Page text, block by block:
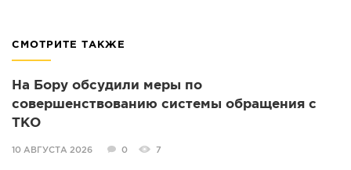
СМОТРИТЕ ТАКЖЕ
На Бору обсудили меры по
совершенствованию системы обращения с
ТКО
10 АВГУСТА 2026 0 7